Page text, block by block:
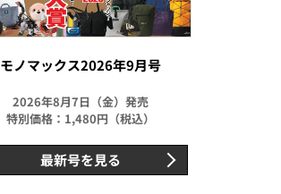
モノマックス2026年9月号
2026年8月7日（金）発売
特別価格：1,480円（税込）
最新号を見る